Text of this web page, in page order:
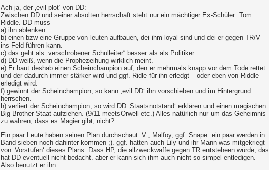
Ach ja, der ‚evil plot‘ von DD:
Zwischen DD und seiner absolten herrschaft steht nur ein mächtiger Ex-Schüler: Tom
Riddle. DD muss
a) ihn ablenken
b) einen bzw eine Gruppe von leuten aufbauen, dei ihm loyal sind und dei er gegen TR/V
ins Feld führen kann.
c) das geht als „verschrobener Schulleiter“ besser als als Politiker.
d) DD weiß, wenn die Prophezeihung wirklich meint.
e) Er baut deshab einen Scheinchampion auf, den er mehrmals knapp vor dem Tode rettet
und der dadurch immer stärker wird und ggf. Ridle für ihn erledgt – oder eben von Riddle
erledigt wird.
f) gewinnt der Scheinchampion, so kann ‚evil DD‘ ihn vorschieben und im Hintergrund
herrschen.
h) verliert der Scheinchampion, so wird DD ‚Staatsnotstand‘ erklären und einen magischen
Big Brother-Staat aufziehen. (9/11 meetsOrwell etc.) Alles natürlich nur um das Geheimnis
zu wahren, dass es Magier gibt, nicht?
Ein paar Leute haben seinen Plan durchschaut. V., Malfoy, ggf. Snape. ein paar werden in
Band sieben noch dahinter kommen ;). ggf. hatten auch Lily und ihr Mann was mitgekriegt
von ‚Vorstufen‘ dieses Plans. Dass HP, die allzweckwaffe gegen TR entsteheen würde, das
hat DD eventuell nicht bedacht. aber er kann sich ihm auch nicht so simpel entledigen.
Also benutzt er ihn.